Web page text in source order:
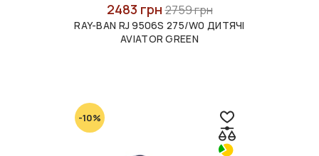
2483 грн2759 грн
RAY-BAN RJ 9506S 275/W0 ДИТЯЧІ
AVIATOR GREEN
-10%